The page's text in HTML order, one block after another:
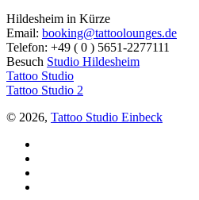
Hildesheim in Kürze
Email: booking@tattoolounges.de
Telefon: +49 ( 0 ) 5651-2277111
Besuch Studio Hildesheim
Tattoo Studio
Tattoo Studio 2
© 2026, Tattoo Studio Einbeck